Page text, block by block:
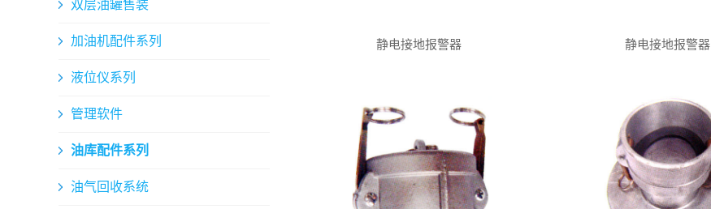
双层油罐售装
加油机配件系列
液位仪系列
管理软件
油库配件系列
油气回收系统
静电接地报警器 静电接地报警器